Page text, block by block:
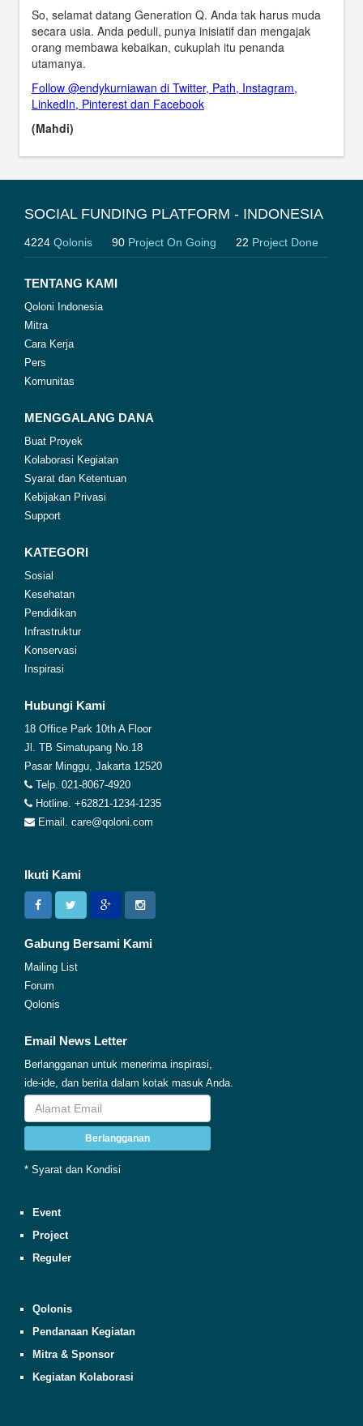
So, selamat datang Generation Q. Anda tak harus muda
secara usia. Anda peduli, punya inisiatif dan mengajak
orang membawa kebaikan, cukuplah itu penanda
utamanya.
Follow @endykurniawan di Twitter, Path, Instagram,
LinkedIn, Pinterest dan Facebook
(Mahdi)
SOCIAL FUNDING PLATFORM - INDONESIA
4224 Qolonis 90 Project On Going 22 Project Done
TENTANG KAMI
Qoloni Indonesia
Mitra
Cara Kerja
Pers
Komunitas
MENGGALANG DANA
Buat Proyek
Kolaborasi Kegiatan
Syarat dan Ketentuan
Kebijakan Privasi
Support
KATEGORI
Sosial
Kesehatan
Pendidikan
Infrastruktur
Konservasi
Inspirasi
Hubungi Kami
18 Office Park 10th A Floor
Jl. TB Simatupang No.18
Pasar Minggu, Jakarta 12520
Telp. 021-8067-4920
Hotline. +62821-1234-1235
Email. care@qoloni.com
Ikuti Kami
Gabung Bersami Kami
Mailing List
Forum
Qolonis
Email News Letter
Berlangganan untuk menerima inspirasi,
ide-ide, dan berita dalam kotak masuk Anda.
Berlangganan
* Syarat dan Kondisi
Event
Project
Reguler
Qolonis
Pendanaan Kegiatan
Mitra & Sponsor
Kegiatan Kolaborasi